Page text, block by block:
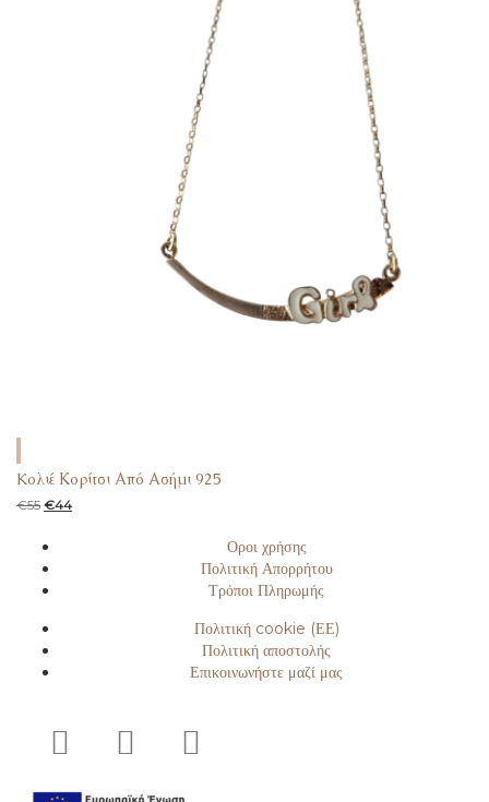
Koλιέ Κορίτσι Από Ασήμι 925
€55 €44
Οροι χρήσης
Πολιτική Απορρήτου
Τρόποι Πληρωμής
Πολιτική cookie (ΕΕ)
Πολιτική αποστολής
Επικοινωνήστε μαζί μας